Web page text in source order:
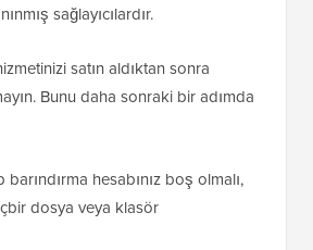
sağlayıcılardır.
satın aldıktan sonra
Bunu daha sonraki bir adımda
hesabınız boş olmalı,
dosya veya klasör